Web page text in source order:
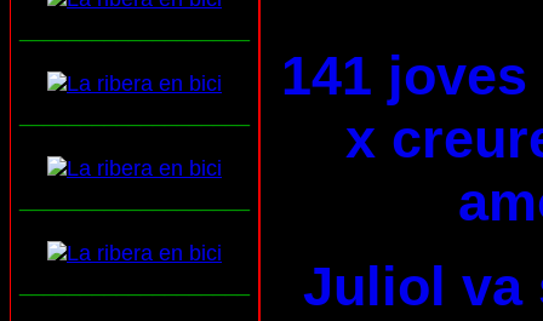
141
x
Juliol va